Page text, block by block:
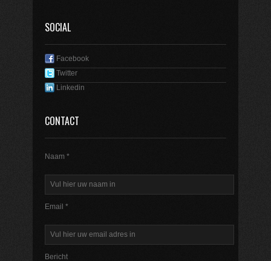
SOCIAL
Facebook
Twitter
Linkedin
CONTACT
Naam *
Email *
Bericht